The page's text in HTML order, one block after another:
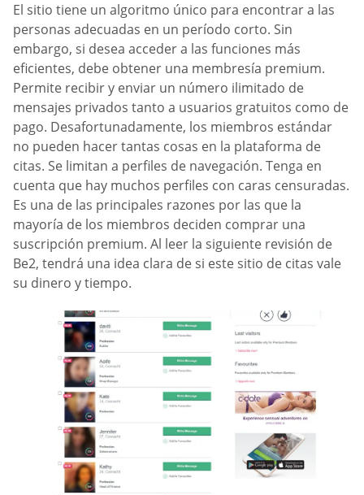
El sitio tiene un algoritmo único para encontrar a las
personas adecuadas en un período corto. Sin
embargo, si desea acceder a las funciones más
eficientes, debe obtener una membresía premium.
Permite recibir y enviar un número ilimitado de
mensajes privados tanto a usuarios gratuitos como de
pago. Desafortunadamente, los miembros estándar
no pueden hacer tantas cosas en la plataforma de
citas. Se limitan a perfiles de navegación. Tenga en
cuenta que hay muchos perfiles con caras censuradas.
Es una de las principales razones por las que la
mayoría de los miembros deciden comprar una
suscripción premium. Al leer la siguiente revisión de
Be2, tendrá una idea clara de si este sitio de citas vale
su dinero y tiempo.